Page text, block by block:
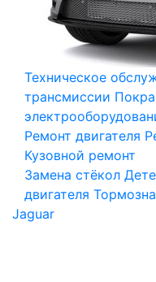
Техническое
трансмиссии
Ремонт двигателя
Кузовной ремонт
Замена стёкол
двигателя
Jaguar